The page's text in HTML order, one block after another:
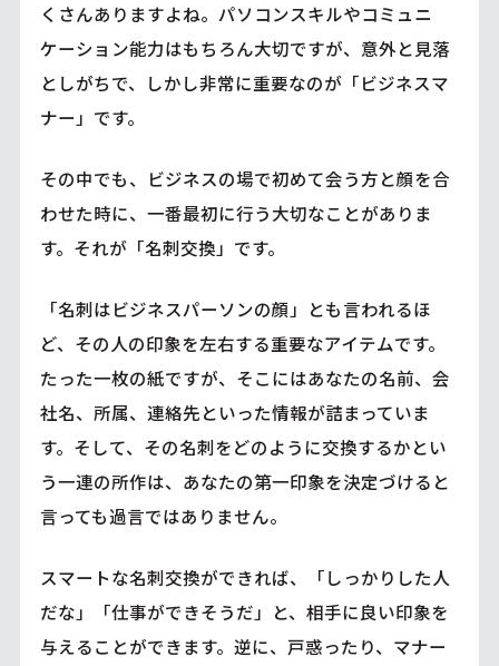
くさんありますよね。パソコンスキルやコミュニ
ケーション能力はもちろん大切ですが、意外と見落
としがちで、しかし非常に重要なのが「ビジネスマ
ナー」です。
その中でも、ビジネスの場で初めて会う方と顔を合
わせた時に、一番最初に行う大切なことがありま
す。それが「名刺交換」です。
「名刺はビジネスパーソンの顔」とも言われるほ
ど、その人の印象を左右する重要なアイテムです。
たった一枚の紙ですが、そこにはあなたの名前、会
社名、所属、連絡先といった情報が詰まっていま
す。そして、その名刺をどのように交換するかとい
う一連の所作は、あなたの第一印象を決定づけると
言っても過言ではありません。
スマートな名刺交換ができれば、「しっかりした人
だな」「仕事ができそうだ」と、相手に良い印象を
与えることができます。逆に、戸惑ったり、マナー